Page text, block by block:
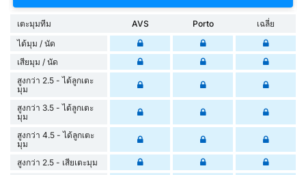
เตะมุมทีม AVS Porto
เฉลี่ย
ได้มุม / นัด
เสียมุม / นัด
สูงกว่า 2.5 - ได้ลูกเตะ
มุม
สูงกว่า 3.5 - ได้ลูกเตะ
มุม
สูงกว่า 4.5 - ได้ลูกเตะ
มุม
สูงกว่า 2.5 - เสียเตะมุม